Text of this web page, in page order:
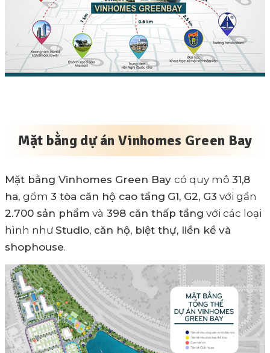
Mặt bằng dự án Vinhomes Green Bay
Mặt bằng Vinhomes Green Bay có quy mô 31,8
ha, gồm 3 tòa căn hộ cao tầng G1, G2, G3 với gần
2.700 sản phẩm và 398 căn thấp tầng với các loại
hình như Studio, căn hộ, biệt thự, liền kề và
shophouse.